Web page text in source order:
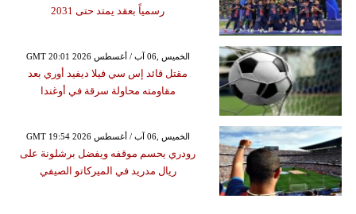
رسمياً بعقد يمتد حتى 2031
GMT 20:01 2026 الخميس ,06 آب / أغسطس
مقتل قائد إس سي فيلا ديفيد أوري بعد
مقاومته محاولة سرقة في أوغندا
GMT 19:54 2026 الخميس ,06 آب / أغسطس
رودري يحسم موقفه ويفضل برشلونة على
ريال مدريد في الميركاتو الصيفي